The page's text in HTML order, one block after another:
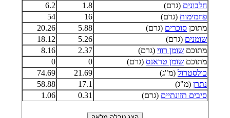
חלבונים (גרם) 1.8
6.2
פחמימות (גרם) 16
54
מתוכן סוכרים (גרם) 5.88
20.26
שומנים (גרם) 5.26
18.12
מתוכם שומן רווי (גרם) 2.37
8.16
מתוכם שומן טראנס (גרם) 0
0
כולסטרול (מ"ג) 21.69
74.69
נתרן (מ"ג) 17.1
58.88
סיבים תזונתיים (גרם) 0.31
1.06